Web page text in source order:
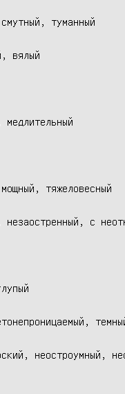
туманный
вялый
тяжеловесный
незаостренный, с
неостроумный,